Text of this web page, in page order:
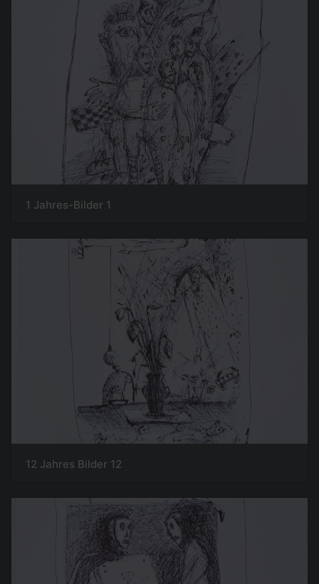
1 Jahres-Bilder 1
12 Jahres Bilder 12